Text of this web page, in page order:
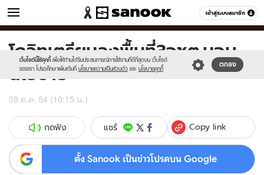
เข้าสู่ระบบสมาชิก
ข่าว หมวดอื่นๆ
เว็บไซต์นี้ใช้คุกกี้ เพื่อให้ท่านได้รับประสบการณ์การใช้งานที่ดีที่สุดบน เว็บไซต์
ของเรา โปรดศึกษาเพิ่มเติมที่ นโยบายความเป็นส่วนตัว และ นโยบายคุกกี้
ตกลง
Sanook
//s.isanook.com/sr/0/images/logo-
new-
sanook.png
600
60
โกวิทเตรียมลงพื้นที่3จชต.มอบ
นโยบาย
08 ต.ค. 54 (10:15 น.)
กดฟัง แชร์ Copy link
ตั้ง Sanook เป็นข่าวโปรดบน Google